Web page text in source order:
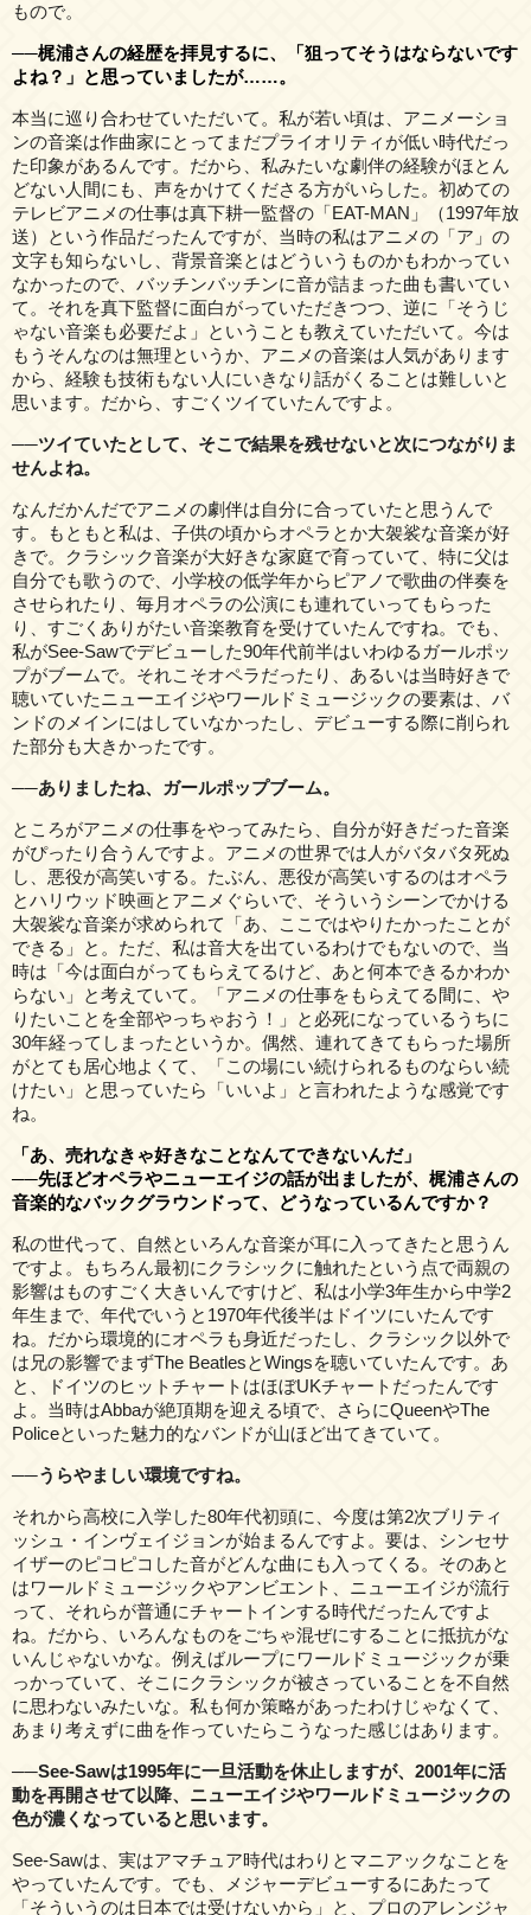
もので。
──梶浦さんの経歴を拝見するに、「狙ってそうはならないです
よね？」と思っていましたが……。
本当に巡り合わせていただいて。私が若い頃は、アニメーショ
ンの音楽は作曲家にとってまだプライオリティが低い時代だっ
た印象があるんです。だから、私みたいな劇伴の経験がほとん
どない人間にも、声をかけてくださる方がいらした。初めての
テレビアニメの仕事は真下耕一監督の「EAT-MAN」（1997年放
送）という作品だったんですが、当時の私はアニメの「ア」の
文字も知らないし、背景音楽とはどういうものかもわかってい
なかったので、バッチンバッチンに音が詰まった曲も書いてい
て。それを真下監督に面白がっていただきつつ、逆に「そうじ
ゃない音楽も必要だよ」ということも教えていただいて。今は
もうそんなのは無理というか、アニメの音楽は人気があります
から、経験も技術もない人にいきなり話がくることは難しいと
思います。だから、すごくツイていたんですよ。
──ツイていたとして、そこで結果を残せないと次につながりま
せんよね。
なんだかんだでアニメの劇伴は自分に合っていたと思うんで
す。もともと私は、子供の頃からオペラとか大袈裟な音楽が好
きで。クラシック音楽が大好きな家庭で育っていて、特に父は
自分でも歌うので、小学校の低学年からピアノで歌曲の伴奏を
させられたり、毎月オペラの公演にも連れていってもらった
り、すごくありがたい音楽教育を受けていたんですね。でも、
私がSee-Sawでデビューした90年代前半はいわゆるガールポッ
プがブームで。それこそオペラだったり、あるいは当時好きで
聴いていたニューエイジやワールドミュージックの要素は、バ
ンドのメインにはしていなかったし、デビューする際に削られ
た部分も大きかったです。
──ありましたね、ガールポップブーム。
ところがアニメの仕事をやってみたら、自分が好きだった音楽
がぴったり合うんですよ。アニメの世界では人がバタバタ死ぬ
し、悪役が高笑いする。たぶん、悪役が高笑いするのはオペラ
とハリウッド映画とアニメぐらいで、そういうシーンでかける
大袈裟な音楽が求められて「あ、ここではやりたかったことが
できる」と。ただ、私は音大を出ているわけでもないので、当
時は「今は面白がってもらえてるけど、あと何本できるかわか
らない」と考えていて。「アニメの仕事をもらえてる間に、や
りたいことを全部やっちゃおう！」と必死になっているうちに
30年経ってしまったというか。偶然、連れてきてもらった場所
がとても居心地よくて、「この場にい続けられるものならい続
けたい」と思っていたら「いいよ」と言われたような感覚です
ね。
「あ、売れなきゃ好きなことなんてできないんだ」
──先ほどオペラやニューエイジの話が出ましたが、梶浦さんの
音楽的なバックグラウンドって、どうなっているんですか？
私の世代って、自然といろんな音楽が耳に入ってきたと思うん
ですよ。もちろん最初にクラシックに触れたという点で両親の
影響はものすごく大きいんですけど、私は小学3年生から中学2
年生まで、年代でいうと1970年代後半はドイツにいたんです
ね。だから環境的にオペラも身近だったし、クラシック以外で
は兄の影響でまずThe BeatlesとWingsを聴いていたんです。あ
と、ドイツのヒットチャートはほぼUKチャートだったんです
よ。当時はAbbaが絶頂期を迎える頃で、さらにQueenやThe
Policeといった魅力的なバンドが山ほど出てきていて。
──うらやましい環境ですね。
それから高校に入学した80年代初頭に、今度は第2次ブリティ
ッシュ・インヴェイジョンが始まるんですよ。要は、シンセサ
イザーのピコピコした音がどんな曲にも入ってくる。そのあと
はワールドミュージックやアンビエント、ニューエイジが流行
って、それらが普通にチャートインする時代だったんですよ
ね。だから、いろんなものをごちゃ混ぜにすることに抵抗がな
いんじゃないかな。例えばループにワールドミュージックが乗
っかっていて、そこにクラシックが被さっていることを不自然
に思わないみたいな。私も何か策略があったわけじゃなくて、
あまり考えずに曲を作っていたらこうなった感じはあります。
──See-Sawは1995年に一旦活動を休止しますが、2001年に活
動を再開させて以降、ニューエイジやワールドミュージックの
色が濃くなっていると思います。
See-Sawは、実はアマチュア時代はわりとマニアックなことを
やっていたんです。でも、メジャーデビューするにあたって
「そういうのは日本では受けないから」と、プロのアレンジャ